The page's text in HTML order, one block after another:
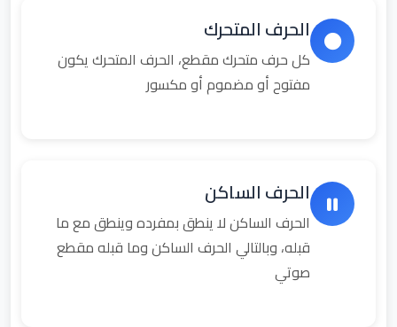
الحرف المتحرك
كل حرف متحرك مقطع، الحرف المتحرك يكون
مفتوح أو مضموم أو مكسور
الحرف الساكن
الحرف الساكن لا ينطق بمفرده وينطق مع ما
قبله، وبالتالي الحرف الساكن وما قبله مقطع
صوتي